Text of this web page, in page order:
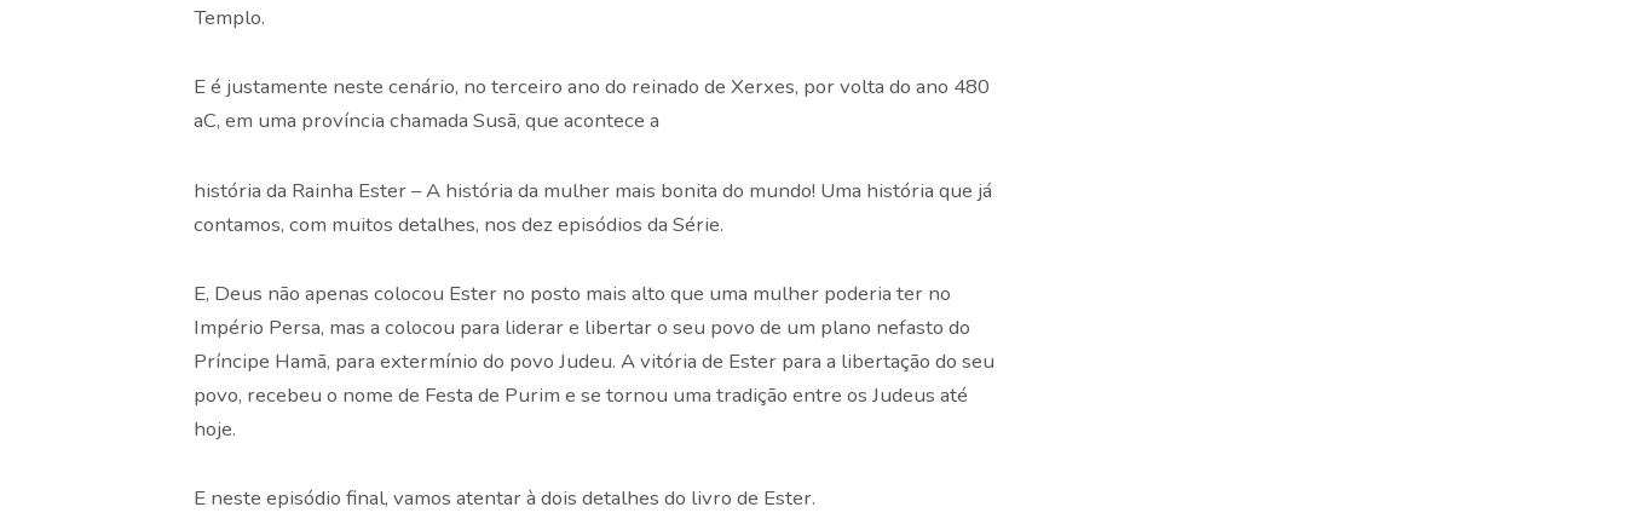
Templo.
E é justamente neste cenário, no terceiro ano do reinado de Xerxes, por volta do ano 480
aC, em uma província chamada Susã, que acontece a
história da Rainha Ester – A história da mulher mais bonita do mundo! Uma história que já
contamos, com muitos detalhes, nos dez episódios da Série.
E, Deus não apenas colocou Ester no posto mais alto que uma mulher poderia ter no
Império Persa, mas a colocou para liderar e libertar o seu povo de um plano nefasto do
Príncipe Hamã, para extermínio do povo Judeu. A vitória de Ester para a libertação do seu
povo, recebeu o nome de Festa de Purim e se tornou uma tradição entre os Judeus até
hoje.
E neste episódio final, vamos atentar à dois detalhes do livro de Ester.